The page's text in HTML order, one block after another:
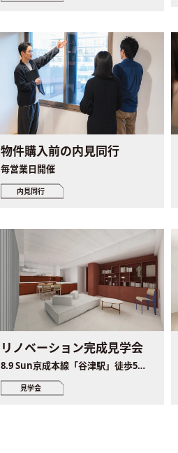
物件購入前の内見同行
毎営業日開催
内見同行
リノベーション完成見学会
8.9 Sun京成本線「谷津駅」徒歩5分、JR総武線「津田沼駅」徒歩16分
見学会